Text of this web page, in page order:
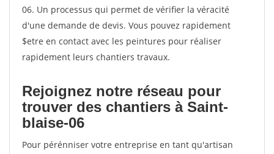
06. Un processus qui permet de vérifier la véracité
d'une demande de devis. Vous pouvez rapidement
$etre en contact avec les peintures pour réaliser
rapidement leurs chantiers travaux.
Rejoignez notre réseau pour
trouver des chantiers à Saint-
blaise-06
Pour pérénniser votre entreprise en tant qu'artisan